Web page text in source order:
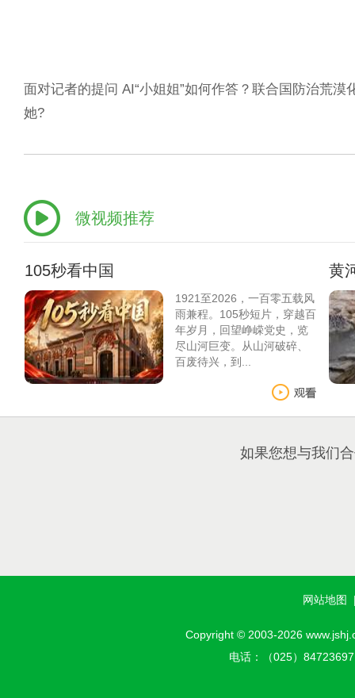
面对记者的提问 AI“小姐姐”如何作答？联合国防治荒
她?
微视频推荐
105秒看中国
1921至2026，一百零五载风
雨兼程。105秒短片，穿越百
年岁月，回望峥嵘党史，览
尽山河巨变。从山河破碎、
百废待兴，到...
黄
如果您想与我们
网站地图
Copyright © 2003-2026
电话：（025）